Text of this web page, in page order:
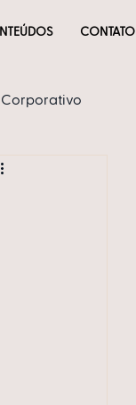
CONTATO
Corporativo